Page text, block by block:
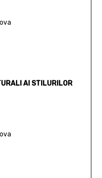
AI STILURILOR